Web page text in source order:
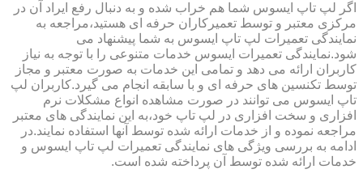
اگر لپ تاپ ایسوس شما هم خراب شده و به دنبال رفع ایراد آن در
مرکزی معتبر و توسط تعمیرکاران حرفه ای هستید،مراجعه به
نمایندگی تعمیرات لپ تاپ ایسوس به شما پیشنهاد می
شود.نمایندگی تعمیرات ایسوس خدمات متنوعی را با توجه به نیاز
کاربران ارائه می دهد و تمامی این خدمات به صورت معتبر و مجاز
توسط تکنسین های حرفه ای و با سابقه انجام می گیرد.کاربران لپ
تاپ ایسوس می توانند در صورت مشاهده انواع مشکلات نرم
افزاری و سخت افزاری در لپ تاپ خود،به این نمایندگی های معتبر
مراجعه نموده و از خدمات ارائه شده توسط آنها استفاده نمایند.در
ادامه به بررسی ویژگی های نمایندگی تعمیرات لپ تاپ ایسوس و
خدمات ارائه شده توسط آن پرداخته شده است.